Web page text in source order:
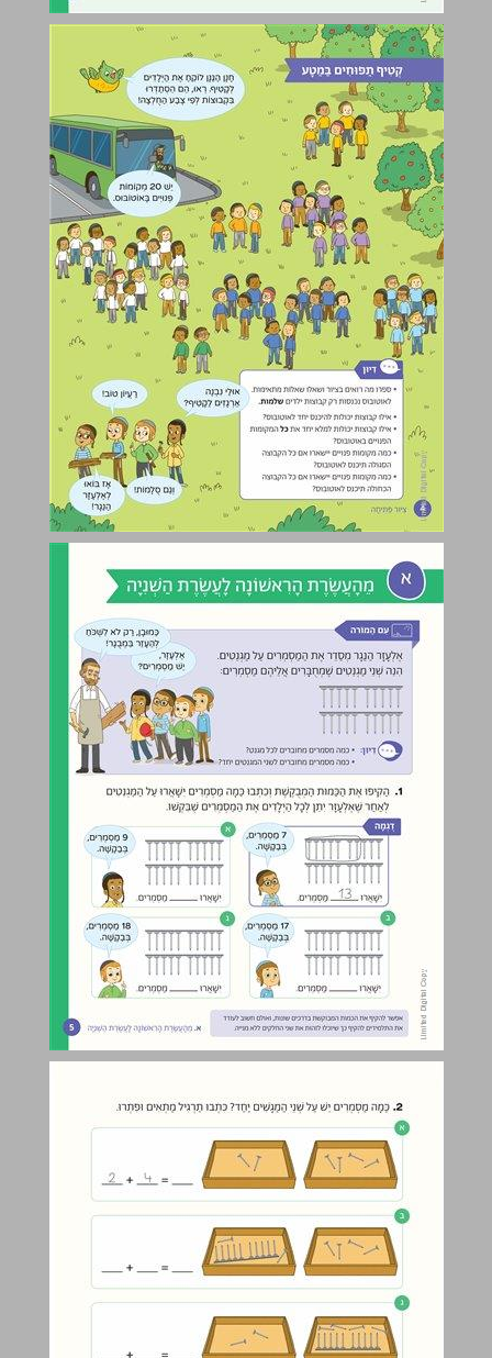
א. מֵהָעֲשֶׂרֶת הָרִאשׁוֹנָה לָעֲשֶׂרֶת הַשְׁנִיָה ... 5